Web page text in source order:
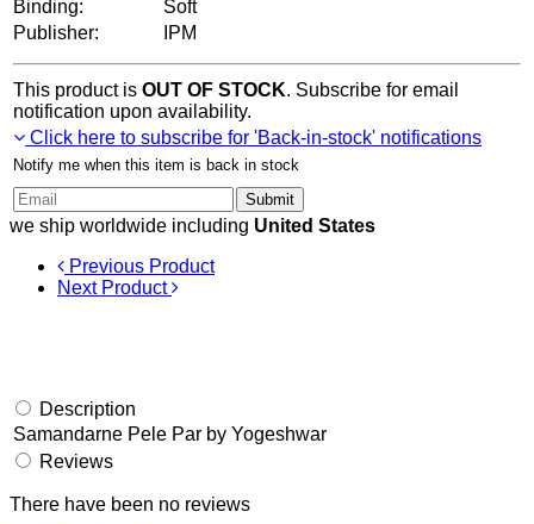
Binding:
Soft
Publisher:
IPM
This product is OUT OF STOCK. Subscribe for email
notification upon availability.
Click here to subscribe for 'Back-in-stock' notifications
Notify me when this item is back in stock
Submit
we ship worldwide including United States
Previous Product
Next Product
Description
Samandarne Pele Par by Yogeshwar
Reviews
There have been no reviews